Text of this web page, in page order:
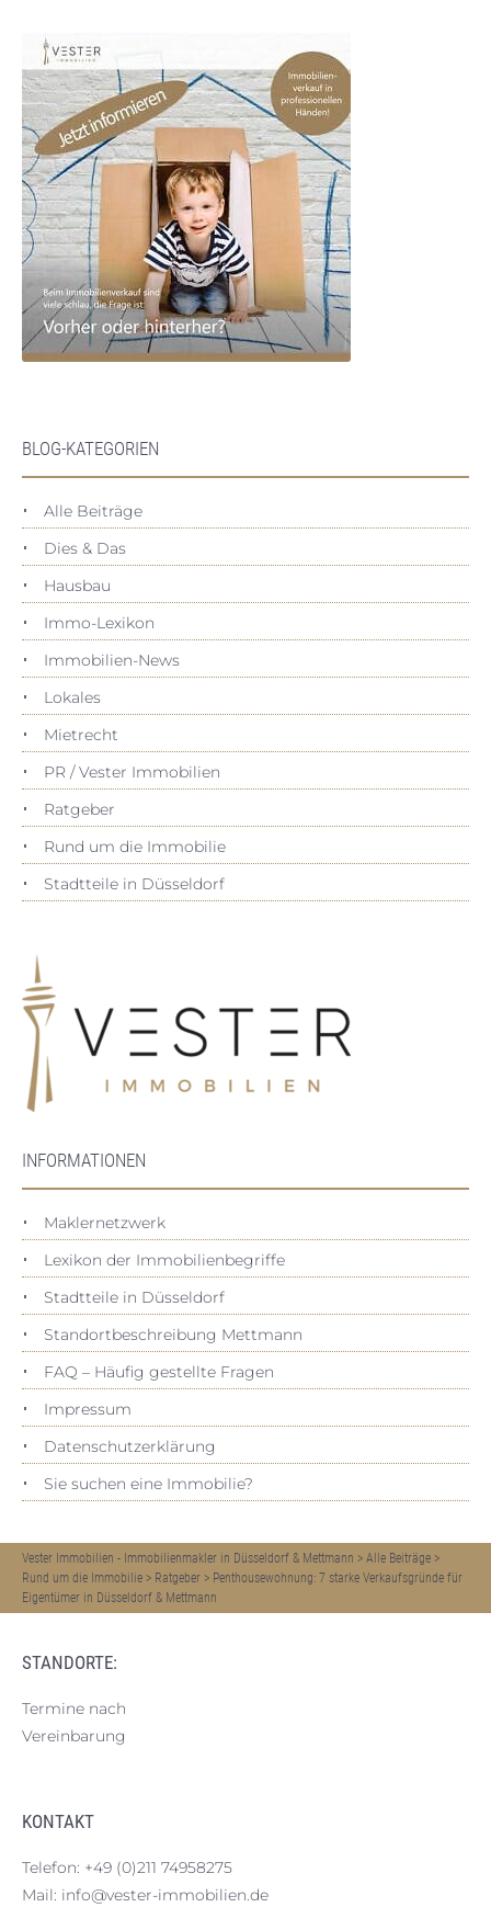
BLOG-KATEGORIEN
Alle Beiträge
Dies & Das
Hausbau
Immo-Lexikon
Immobilien-News
Lokales
Mietrecht
PR / Vester Immobilien
Ratgeber
Rund um die Immobilie
Stadtteile in Düsseldorf
INFORMATIONEN
Maklernetzwerk
Lexikon der Immobilienbegriffe
Stadtteile in Düsseldorf
Standortbeschreibung Mettmann
FAQ – Häufig gestellte Fragen
Impressum
Datenschutz­erklärung
Sie suchen eine Immobilie?
Vester Immobilien - Immobilienmakler in Düsseldorf & Mettmann > Alle Beiträge >
Rund um die Immobilie > Ratgeber > Penthousewohnung: 7 starke Verkaufsgründe für
Eigentümer in Düsseldorf & Mettmann
STANDORTE:
Termine nach
Vereinbarung
KONTAKT
Telefon: +49 (0)211 74958275
Mail: info@vester-immobilien.de